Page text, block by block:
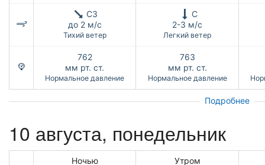
СЗ
до 2 м/с
Тихий ветер
С
2-3 м/с
Легкий ветер
762
мм рт. ст.
Нормальное давление
763
мм рт. ст.
Нормальное давление
Подробнее
10 августа, понедельник
Ночью Утром